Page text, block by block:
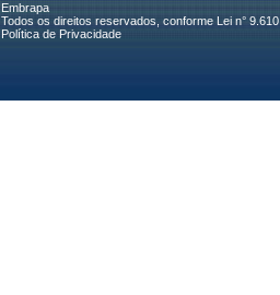
Embrapa
Todos os direitos reservados, conforme Lei n° 9.610
Política de Privacidade